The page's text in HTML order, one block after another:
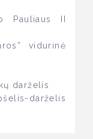
Pauliaus II
vidurinė
darželis
darželis